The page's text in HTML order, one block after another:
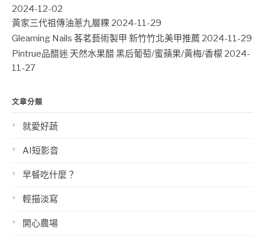
2024-12-02
黃家三代祖傳油蔥九層粿 2024-11-29
Gleaming Nails 茖茗藝術製甲 新竹竹北美甲推薦 2024-11-29
Pintrue品醋迷 天然水果醋 黑后葡萄/蜜蘋果/黃梅/香檬 2024-
11-27
文章分類
就愛好蔬
AI短影音
早餐吃什麼？
輕描淡寫
開心農場